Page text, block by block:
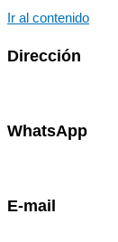
Ir al contenido
Dirección
WhatsApp
E-mail